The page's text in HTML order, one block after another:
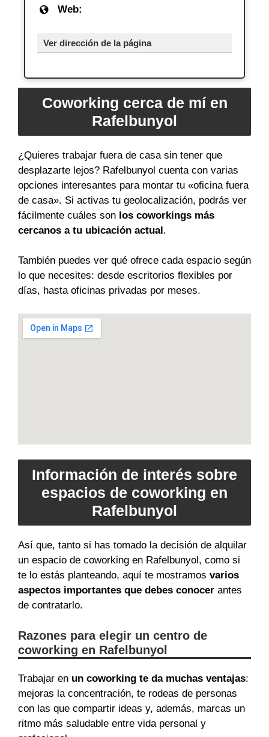
Web:
Ver dirección de la página
Coworking cerca de mí en
Rafelbunyol
¿Quieres trabajar fuera de casa sin tener que
desplazarte lejos? Rafelbunyol cuenta con varias
opciones interesantes para montar tu «oficina fuera
de casa». Si activas tu geolocalización, podrás ver
fácilmente cuáles son los coworkings más
cercanos a tu ubicación actual.
También puedes ver qué ofrece cada espacio según
lo que necesites: desde escritorios flexibles por
días, hasta oficinas privadas por meses.
Información de interés sobre
espacios de coworking en
Rafelbunyol
Así que, tanto si has tomado la decisión de alquilar
un espacio de coworking en Rafelbunyol, como si
te lo estás planteando, aquí te mostramos varios
aspectos importantes que debes conocer antes
de contratarlo.
Razones para elegir un centro de
coworking en Rafelbunyol
Trabajar en un coworking te da muchas ventajas:
mejoras la concentración, te rodeas de personas
con las que compartir ideas y, además, marcas un
ritmo más saludable entre vida personal y